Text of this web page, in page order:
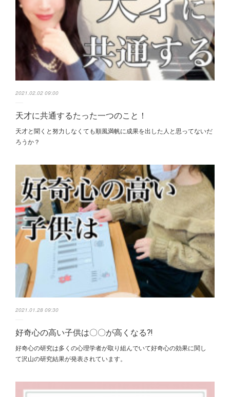
2021.02.02 09:00
天才に共通するたった一つのこと！
天才と聞くと 努力しなくても 順風満帆に成果を出した人 と思ってないだ
ろうか？
2021.01.28 09:30
好奇心の高い子供は〇〇が高くなる⁈
好奇心の研究は 多くの心理学者が取り組んでいて 好奇心の効果に関し
て 沢山の研究結果が発表されています。